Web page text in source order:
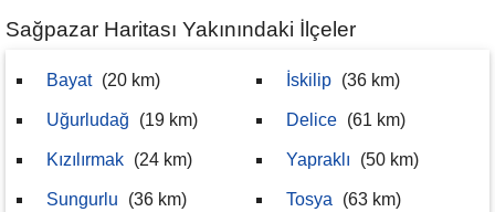
Sağpazar Haritası Yakınındaki İlçeler
Bayat (20 km)
Uğurludağ (19 km)
Kızılırmak (24 km)
Sungurlu (36 km)
İskilip (36 km)
Delice (61 km)
Yapraklı (50 km)
Tosya (63 km)